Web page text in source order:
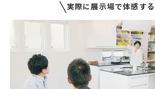
実際に展示場で体感する